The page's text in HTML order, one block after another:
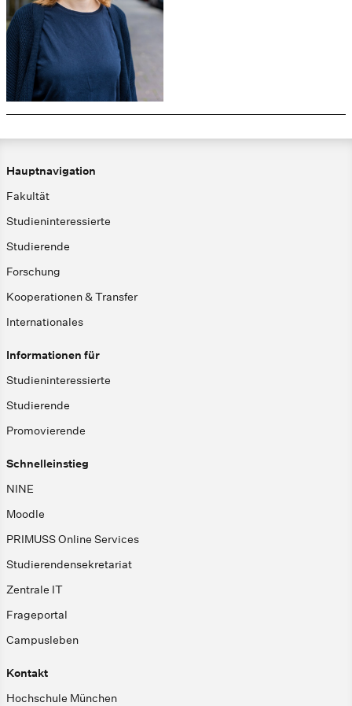
Hauptnavigation
Fakultät
Studieninteressierte
Studierende
Forschung
Kooperationen & Transfer
Internationales
Informationen für
Studieninteressierte
Studierende
Promovierende
Schnelleinstieg
NINE
Moodle
PRIMUSS Online Services
Studierendensekretariat
Zentrale IT
Frageportal
Campusleben
Kontakt
Hochschule München